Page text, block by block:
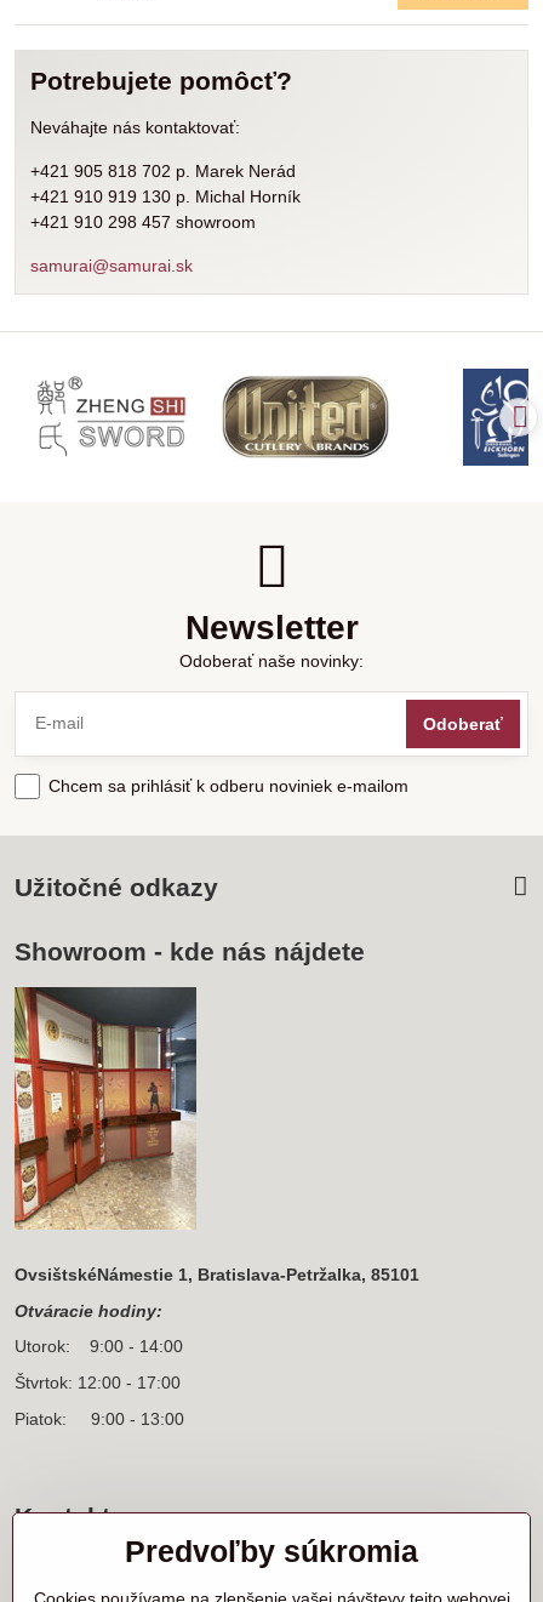
Potrebujete pomôcť?
Neváhajte nás kontaktovať:
+421 905 818 702 p. Marek Nerád
+421 910 919 130 p. Michal Horník
+421 910 298 457 showroom
samurai@samurai.sk
Newsletter
Odoberať naše novinky:
Odoberať
Chcem sa prihlásiť k odberu noviniek e-mailom
Užitočné odkazy
Showroom - kde nás nájdete
OvsištskéNámestie 1, Bratislava-Petržalka, 85101
Otváracie hodiny:
Utorok: 9:00 - 14:00
Štvrtok: 12:00 - 17:00
Piatok: 9:00 - 13:00
Kontakt
Sídlo firmy a korešpondenčná adresa
Ľanová 31
Predvoľby súkromia